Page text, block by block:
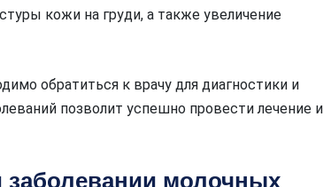
кожи на груди, а также увеличение
обратиться к врачу для диагностики и
позволит успешно провести лечение и
заболевании молочных